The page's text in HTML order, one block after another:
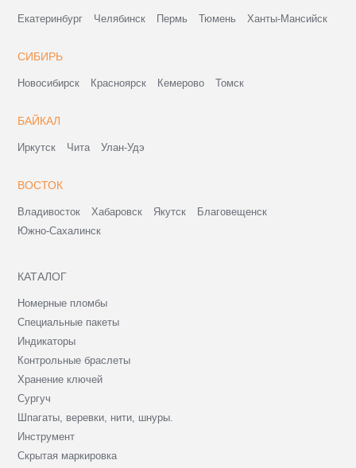
Екатеринбург Челябинск Пермь Тюмень Ханты-Мансийск
СИБИРЬ
Новосибирск Красноярск Кемерово Томск
БАЙКАЛ
Иркутск Чита Улан-Удэ
ВОСТОК
Владивосток Хабаровск Якутск
Благовещенск
Южно-Сахалинск
КАТАЛОГ
Номерные пломбы
Специальные пакеты
Индикаторы
Контрольные браслеты
Хранение ключей
Сургуч
Шпагаты, веревки, нити, шнуры.
Инструмент
Скрытая маркировка